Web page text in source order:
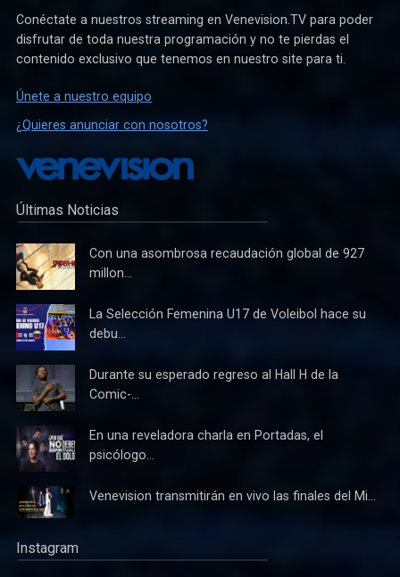
Conéctate a nuestros streaming en Venevision.TV para poder
disfrutar de toda nuestra programación y no te pierdas el
contenido exclusivo que tenemos en nuestro site para ti.
Únete a nuestro equipo
¿Quieres anunciar con nosotros?
Últimas Noticias
Con una asombrosa recaudación global de 927
millon...
La Selección Femenina U17 de Voleibol hace su
debu...
Durante su esperado regreso al Hall H de la
Comic-...
En una reveladora charla en Portadas, el
psicólogo...
Venevision transmitirán en vivo las finales del Mi...
Instagram